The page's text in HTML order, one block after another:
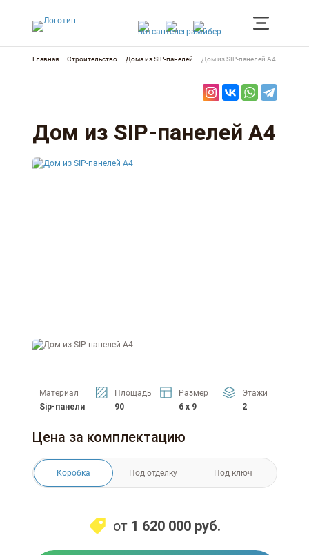
Главная—Строительство— Дома из SIP-панелей — Дом из SIP-панелей А4
Дом из SIP-панелей А4
Материал
Sip-панели
Площадь
90
Размер
6 x 9
Этажи
2
Цена за комплектацию
Коробка Под отделку Под ключ
от 1 620 000 руб.